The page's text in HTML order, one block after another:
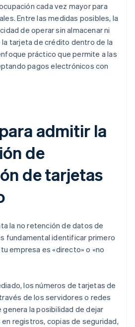
cada vez mayor para
Entre las medidas posibles, la
de operar sin almacenar ni
tarjeta de crédito dentro de la
práctico que permite a las
pagos electrónicos con
admitir la
de
de tarjetas
la no retención de datos de
fundamental identificar primero
empresa es «directo» o «no
los números de tarjetas de
de los servidores o redes
genera la posibilidad de dejar
registros, copias de seguridad,